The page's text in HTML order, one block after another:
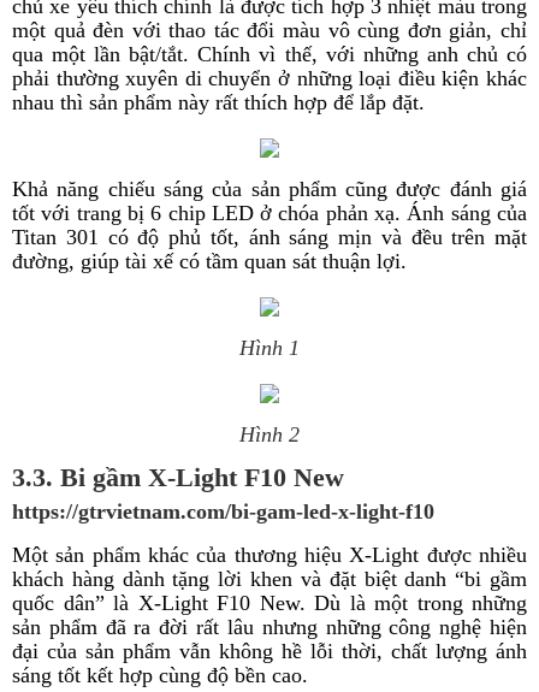
chủ xe yêu thích chính là được tích hợp 3 nhiệt màu trong
một quả đèn với thao tác đổi màu vô cùng đơn giản, chỉ
qua một lần bật/tắt. Chính vì thế, với những anh chủ có
phải thường xuyên di chuyển ở những loại điều kiện khác
nhau thì sản phẩm này rất thích hợp để lắp đặt.
Khả năng chiếu sáng của sản phẩm cũng được đánh giá
tốt với trang bị 6 chip LED ở chóa phản xạ. Ánh sáng của
Titan 301 có độ phủ tốt, ánh sáng mịn và đều trên mặt
đường, giúp tài xế có tầm quan sát thuận lợi.
Hình 1
Hình 2
3.3. Bi gầm X-Light F10 New
https://gtrvietnam.com/bi-gam-led-x-light-f10
Một sản phẩm khác của thương hiệu X-Light được nhiều
khách hàng dành tặng lời khen và đặt biệt danh “bi gầm
quốc dân” là X-Light F10 New. Dù là một trong những
sản phẩm đã ra đời rất lâu nhưng những công nghệ hiện
đại của sản phẩm vẫn không hề lỗi thời, chất lượng ánh
sáng tốt kết hợp cùng độ bền cao.